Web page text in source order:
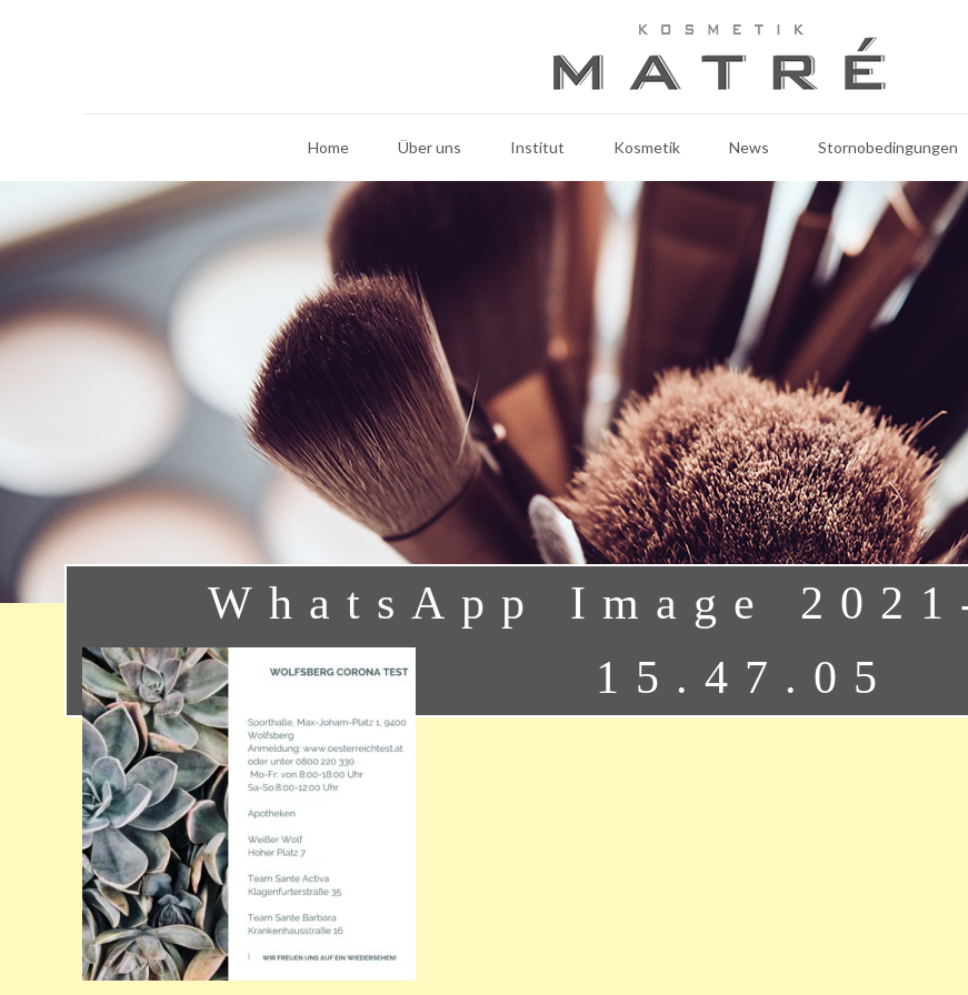
Home Über uns Institut Kosmetik News Stornobedingungen
WhatsApp Image
15.47.05